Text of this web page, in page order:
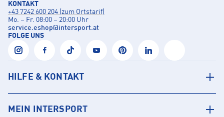
KONTAKT
+43 7242 600 204 (zum Ortstarif)
Mo. – Fr. 08:00 – 20:00 Uhr
service.eshop@intersport.at
FOLGE UNS
HILFE & KONTAKT
MEIN INTERSPORT